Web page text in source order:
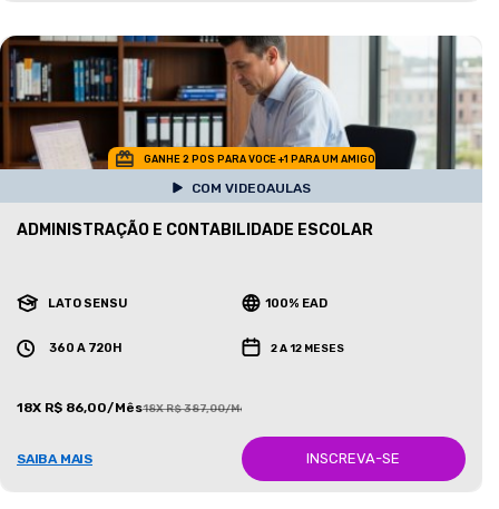
GANHE 2 POS PARA VOCE +1 PARA UM AMIGO
COM VIDEOAULAS
ADMINISTRAÇÃO E CONTABILIDADE ESCOLAR
LATO SENSU 100% EAD
360 A 720H 2 A 12 MESES
18X R$ 86,00/Mês18X R$ 387,00/Mês
SAIBA MAIS INSCREVA-SE